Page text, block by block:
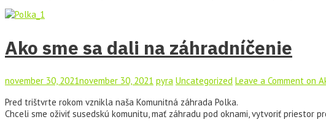
Ako sme sa dali na záhradníčenie
november 30, 2021november 30, 2021 pyra Uncategorized Leave a Comment on
Pred trištvrte rokom vznikla naša Komunitná záhrada Polka.
Chceli sme oživiť susedskú komunitu, mať záhradu pod oknami, vytvoriť priestor